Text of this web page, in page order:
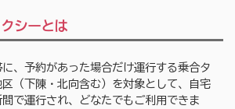
シーとは
、予約があった場合だけ運行する乗合タ
（下陳・北向含む）を対象として、自宅
で運行され、どなたでもご利用できま